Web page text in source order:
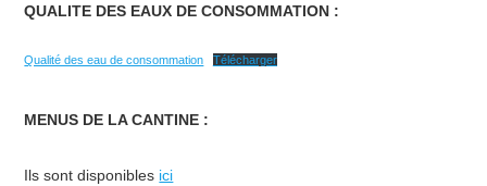
QUALITE DES EAUX DE CONSOMMATION :
Qualité des eau de consommation Télécharger
MENUS DE LA CANTINE :
Ils sont disponibles ici